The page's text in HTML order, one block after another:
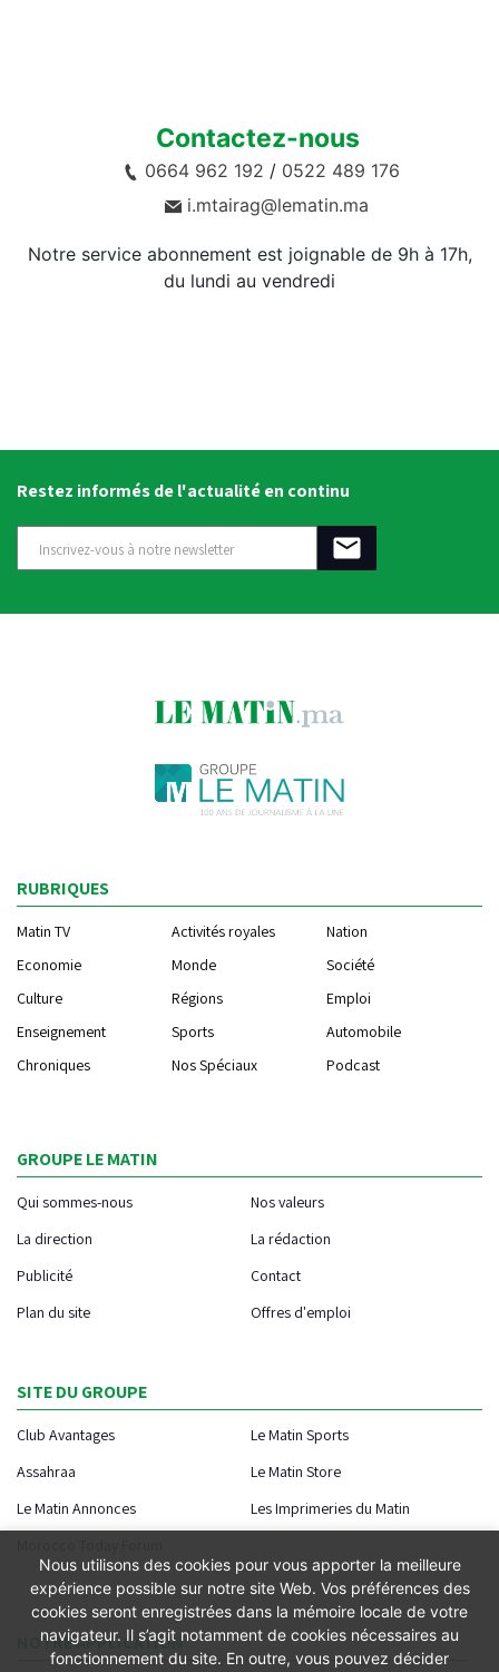
Contactez-nous
0664 962 192 / 0522 489 176
i.mtairag@lematin.ma
Notre service abonnement est joignable de 9h à 17h,
du lundi au vendredi
Restez informés de l'actualité en continu
RUBRIQUES
Matin TV Activités royales
Nation
Economie
Monde
Société
Culture
Régions
Emploi
Enseignement
Sports
Automobile
Chroniques
Nos Spéciaux Podcast
GROUPE LE MATIN
Qui sommes-nous
Nos valeurs
La direction
La rédaction
Publicité
Contact
Plan du site
Offres d'emploi
SITE DU GROUPE
Club Avantages
Le Matin Sports
Assahraa
Le Matin Store
Le Matin Annonces
Les Imprimeries du Matin
NOTRE APPLICATION
Nous utilisons des cookies pour vous apporter la meilleure
expérience possible sur notre site Web. Vos préférences des
cookies seront enregistrées dans la mémoire locale de votre
navigateur. Il s’agit notamment de cookies nécessaires au
fonctionnement du site. En outre, vous pouvez décider